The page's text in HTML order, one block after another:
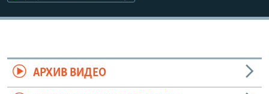
Все сайты РСЕ/РС
АРХИВ ВИДЕО